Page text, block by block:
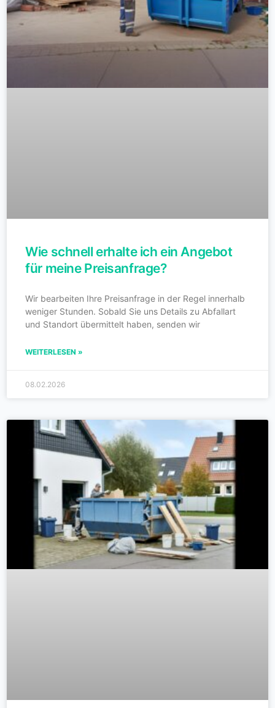
Wie schnell erhalte ich ein Angebot
für meine Preisanfrage?
Wir bearbeiten Ihre Preisanfrage in der Regel innerhalb
weniger Stunden. Sobald Sie uns Details zu Abfallart
und Standort übermittelt haben, senden wir
WEITERLESEN »
08.02.2026